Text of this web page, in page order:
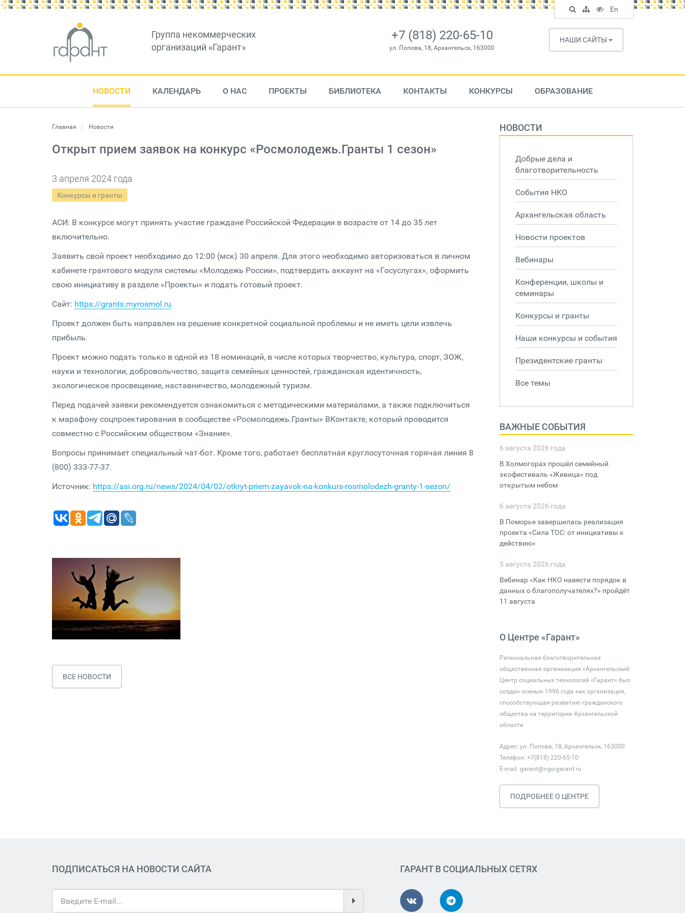
Группа некоммерческих
организаций «Гарант»
+7 (818) 220-65-10
ул. Попова, 18, Архангельск, 163000
НАШИ САЙТЫ
НОВОСТИ КАЛЕНДАРЬ О НАС ПРОЕКТЫ БИБЛИОТЕКА КОНТАКТЫ КОНКУРСЫ ОБРАЗОВАНИЕ
Главная Новости
Открыт прием заявок на конкурс «Росмолодежь.Гранты 1 сезон»
3 апреля 2024 года
Конкурсы и гранты
АСИ: В конкурсе могут принять участие граждане Российской Федерации в возрасте от 14 до 35 лет
включительно.
Заявить свой проект необходимо до 12:00 (мск) 30 апреля. Для этого необходимо авторизоваться в личном
кабинете грантового модуля системы «Молодежь России», подтвердить аккаунт на «Госуслугах», оформить
свою инициативу в разделе «Проекты» и подать готовый проект.
Сайт: https://grants.myrosmol.ru
Проект должен быть направлен на решение конкретной социальной проблемы и не иметь цели извлечь
прибыль.
Проект можно подать только в одной из 18 номинаций, в числе которых творчество, культура, спорт, ЗОЖ,
науки и технологии, добровольчество, защита семейных ценностей, гражданская идентичность,
экологическое просвещение, наставничество, молодежный туризм.
Перед подачей заявки рекомендуется ознакомиться с методическими материалами, а также подключиться
к марафону соцпроектирования в сообществе «Росмолодежь.Гранты» ВКонтакте, который проводится
совместно с Российским обществом «Знание».
Вопросы принимает специальный чат-бот. Кроме того, работает бесплатная круглосуточная горячая линия 8
(800) 333-77-37.
Источник: https://asi.org.ru/news/2024/04/02/otkryt-priem-zayavok-na-konkurs-rosmolodezh-granty-1-sezon/
ВСЕ НОВОСТИ
НОВОСТИ
Добрые дела и
благотворительность
События НКО
Архангельская область
Новости проектов
Вебинары
Конференции, школы и
семинары
Конкурсы и гранты
Наши конкурсы и события
Президентские гранты
Все темы
ВАЖНЫЕ СОБЫТИЯ
6 августа 2026 года
В Холмогорах прошёл семейный
экофестиваль «Живица» под
открытым небом
6 августа 2026 года
В Поморье завершилась реализация
проекта «Сила ТОС: от инициативы к
действию»
5 августа 2026 года
Вебинар «Как НКО навести порядок в
данных о благополучателях?» пройдёт
11 августа
О Центре «Гарант»
Региональная благотворительная
общественная организация «Архангельский
Центр социальных технологий «Гарант» был
создан осенью 1996 года как организация,
способствующая развитию гражданского
общества на территории Архангельской
области
Адрес: ул. Попова, 18, Архангельск, 163000
Телефон: +7(818) 220-65-10
E-mail: garant@ngo-garant.ru
ПОДРОБНЕЕ О ЦЕНТРЕ
ПОДПИСАТЬСЯ НА НОВОСТИ САЙТА ГАРАНТ В СОЦИАЛЬНЫХ СЕТЯХ
Поиск
по
сайту
Карта
сайта
Версия
для
слабовидящих
En
English